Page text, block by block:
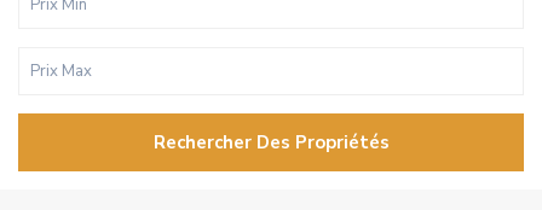
Rechercher Des Propriétés